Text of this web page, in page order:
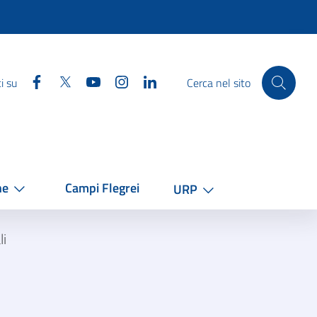
su Facebook
Twitter YouTube InstagramLinkedinCerca nel sito
Campi Flegrei URP